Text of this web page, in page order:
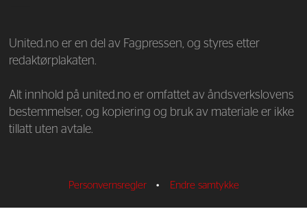
United.no er en del av Fagpressen, og styres etter
redaktørplakaten.
Alt innhold på united.no er omfattet av åndsverkslovens
bestemmelser, og kopiering og bruk av materiale er ikke
tillatt uten avtale.
Personvernsregler • Endre samtykke